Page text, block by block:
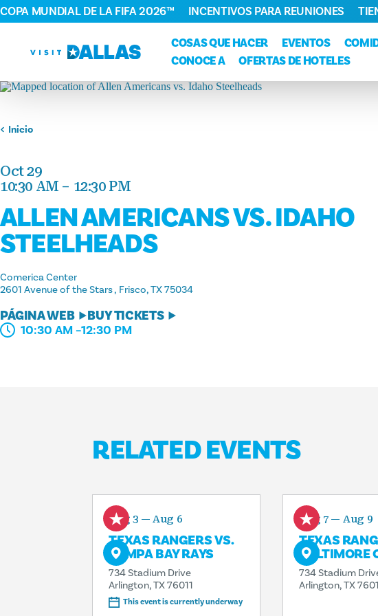
Ir al contenido
COSAS QUE HACER
EVENTOS
CONOCE A
OFERTAS DE HOTELES
COPA MUNDIAL DE LA FIFA 2026™ INCENTIVOS PARA REUNIONES
Inicio
Oct 29
10:30 AM – 12:30 PM
ALLEN AMERICANS VS. IDAHO
STEELHEADS
Comerica Center
2601 Avenue of the Stars Frisco, TX 75034
PÁGINA WEB BUY TICKETS
10:30 AM –12:30 PM
RELATED EVENTS
Aug 3 — Aug 6
TEXAS RANGERS VS.
TAMPA BAY RAYS
734 Stadium Drive
Arlington, TX 76011
This event is currently underway
Aug 7 — Aug 9
TEXAS
BALTIMORE
734 Stadium
Arlington, TX